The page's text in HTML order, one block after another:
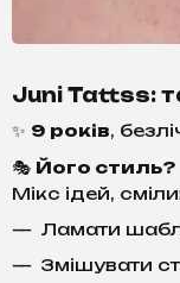
Juni Tattss:
✨ 9 років,
🎭 Його стиль?
Мікс ідей,
Ламати
Змішувати